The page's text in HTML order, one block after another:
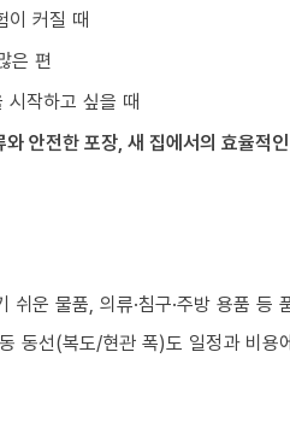
이 커질 때
은 편
시작하고 싶을 때
와 안전한 포장, 새 집에서의 효율적
쉬운 물품, 의류·침구·주방 용품 등
동선(복도/현관 폭)도 일정과 비용